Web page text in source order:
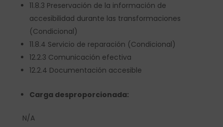
11.8.3 Preservación de la información de
accesibilidad durante las transformaciones
(Condicional)
11.8.4 Servicio de reparación (Condicional)
12.2.3 Comunicación efectiva
12.2.4 Documentación accesible
Carga desproporcionada:
N/A